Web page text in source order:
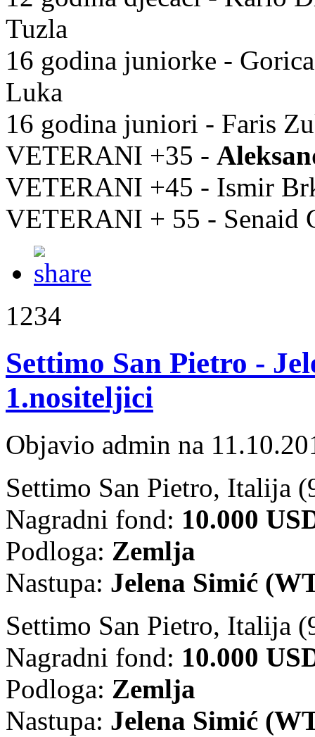
Tuzla
16 godina juniorke -
Luka
16 godina juniori - Faris
VETERANI +35 -
VETERANI +45 - Ismir
VETERANI + 55 - Senaid
1234
Settimo San Pietro -
1.nositeljici
Objavio admin na
Settimo San Pietro, Italija
Nagradni fond: 10.000
Podloga: Zemlja
Nastupa: Jelena Simić
Settimo San Pietro, Italija
Nagradni fond: 10.000
Podloga: Zemlja
Nastupa: Jelena Simić